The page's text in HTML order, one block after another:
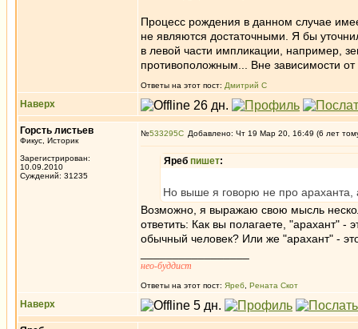
Процесс рождения в данном случае
не являются достаточными. Я бы
в левой части импликации, например,
противоположным... Вне зависимости
Ответы на этот пост: Дмитрий С
Наверх
Горсть листьев
Фикус, Историк
Зарегистрирован:
10.09.2010
Суждений: 31235
№533295 Добавлено: Чт 19 Мар 20, 16:49 (6 лет
Яреб пишет:
Но выше я говорю не про
Возможно, я выражаю свою мысль
ответить: Как вы полагаете, "арахант"
обычный человек? Или же "арахант" -
нео-буддист
Ответы на этот пост: Яреб Рената Скот
Наверх